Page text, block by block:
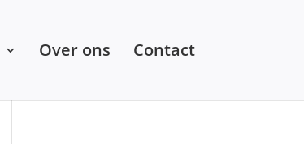
Over ons Contact